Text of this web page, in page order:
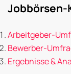
Jobbörsen-
Arbeitgeber-
Bewerber-
Ergebnisse &